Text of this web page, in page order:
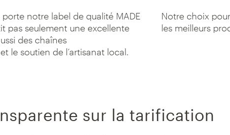
notre label de qualité MADE
pas seulement une excellente
des chaînes
le soutien de l’artisanat local.
Notre choix
les meilleurs
sur la tarification